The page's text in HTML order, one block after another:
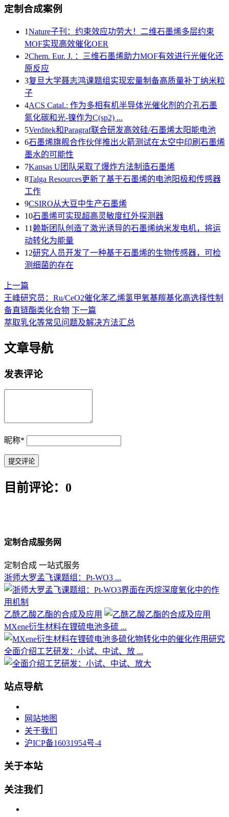
定制合成案例
1Nature子刊：约束效应功劳大！二维石墨烯多层约束
MOF实现高效催化OER
2Chem. Eur. J. ：三维石墨烯助力MOF有效进行光催化还
原反应
3复旦大学聂志鸿课题组实现宏量制备高质量补丁纳米粒
子
4ACS Catal.: 作为多相有机半导体光催化剂的介孔石墨
氮化碳和光-镍作为C(sp2) ...
5Verditek和Paragraf联合研发高效硅/石墨烯太阳能电池
6石墨烯旗舰合作伙伴推出火箭测试在太空中印刷石墨烯
墨水的可能性
7Kansas U团队采取了爆炸方法制造石墨烯
8Talga Resources更新了基于石墨烯的电池阳极和传感器
工作
9CSIRO从大豆中生产石墨烯
10石墨烯可实现超高灵敏度红外探测器
11赖斯团队创造了激光诱导的石墨烯纳米发电机，将运
动转化为能量
12研究人员开发了一种基于石墨烯的生物传感器，可检
测细菌的存在
上一篇
王峰研究员：Ru/CeO2催化苯乙烯氢甲氧基羰基化高选择性制
备直链酯类化合物 下一篇
萃取乳化等常见问题及解决方法汇总
文章导航
发表评论
昵称*
目前评论：0
定制合成服务网
定制合成 一站式服务
浙师大罗孟飞课题组：Pt-WO3 ...
乙酰乙酸乙酯的合成及应用
MXene衍生材料在锂硫电池多硫 ...
全面介绍工艺研发：小试、中试、放 ...
站点导航
网站地图
关于我们
沪ICP备16031954号-4
关于本站
关注我们